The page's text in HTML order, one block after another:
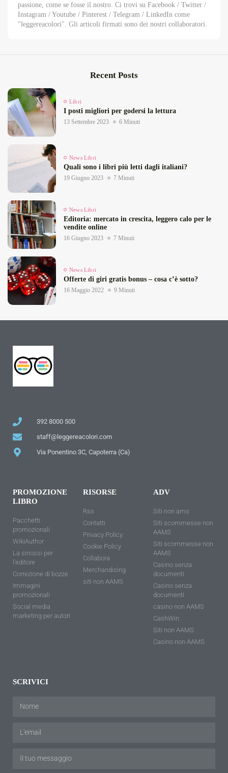
passione, come se fosse il nostro. Ci trovi su Facebook / Twitter /
Instagram / Youtube / Pinterest / Telegram / LinkedIn come
"leggereacolori". Gli articoli firmati sono dei nostri collaboratori.
Recent Posts
Libri
I posti migliori per godersi la lettura
13 Settembre 2023 6 Minuti
News Libri
Quali sono i libri più letti dagli italiani?
19 Giugno 2023 7 Minuti
News Libri
Editoria: mercato in crescita, leggero calo per le
vendite online
16 Giugno 2023 7 Minuti
News Libri
Offerte di giri gratis bonus – cosa c’è sotto?
16 Maggio 2022 9 Minuti
392 8000 500
staff@leggereacolori.com
Via Ponentino 3C, Capoterra (Ca)
PROMOZIONE
LIBRO
Pacchetti
promozionali
WikiAuthor
La sinossi per
l'editore
Correzione di bozze
Immagini
promozionali
Social media
marketing per autori
RISORSE
Rss
Contatti
Privacy Policy
Cookie Policy
Collabora
Merchandising
siti non AAMS
ADV
Siti non ams
Siti scommesse non
AAMS
Siti scommesse non
AAMS
Casino senza
documenti
Casino senza
documenti
casino non AAMS
CashWin
Siti non AAMS
Casino non AAMS
SCRIVICI